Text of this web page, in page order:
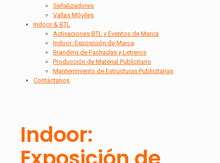
Señalizadores
Vallas Móviles
Indoor & BTL
Activaciones BTL y Eventos de Marca
Indoor: Exposición de Marca
Branding de Fachadas y Letreros
Producción de Material Publicitario
Mantenimiento de Estructuras Publicitarias
Contáctanos
Indoor: